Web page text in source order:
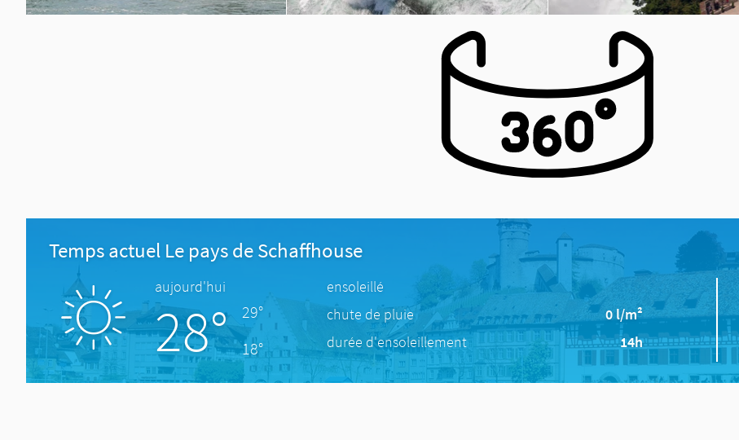
Temps actuel Le pays de Schaffhouse
aujourd'hui
28°
29°
18°
ensoleillé
chute de pluie
0 l/m²
durée d'ensoleillement
14h